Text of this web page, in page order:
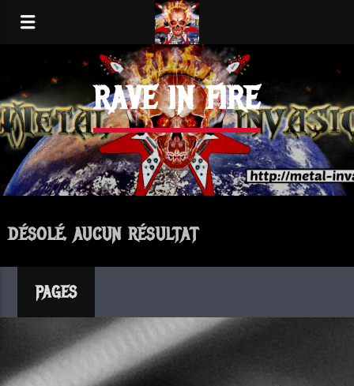
RAVE IN FIRE
DÉSOLÉ, AUCUN RÉSULTAT
PAGES